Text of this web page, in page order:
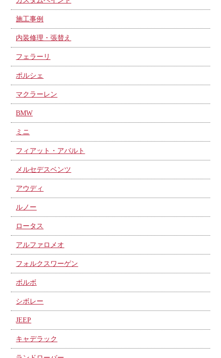
施工事例
内装修理・張替え
フェラーリ
ポルシェ
マクラーレン
BMW
ミニ
フィアット・アバルト
メルセデスベンツ
アウディ
ルノー
ロータス
アルファロメオ
フォルクスワーゲン
ボルボ
シボレー
JEEP
キャデラック